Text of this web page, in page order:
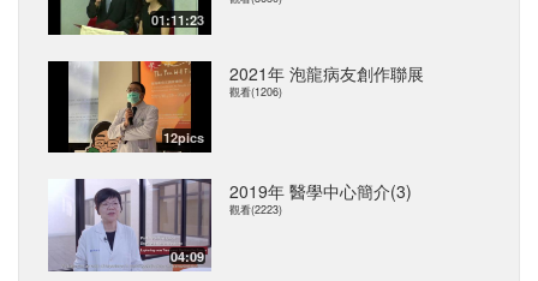
01:11:23
12pics
2021年 泡龍病友創作聯展
觀看(1206)
04:09
2019年 醫學中心簡介(3)
觀看(2223)